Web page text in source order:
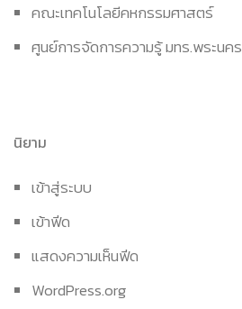
คณะเทคโนโลยีคหกรรมศาสตร์
ศูนย์การจัดการความรู้ มทร.พระนคร
นิยาม
เข้าสู่ระบบ
เข้าฟีด
แสดงความเห็นฟีด
WordPress.org